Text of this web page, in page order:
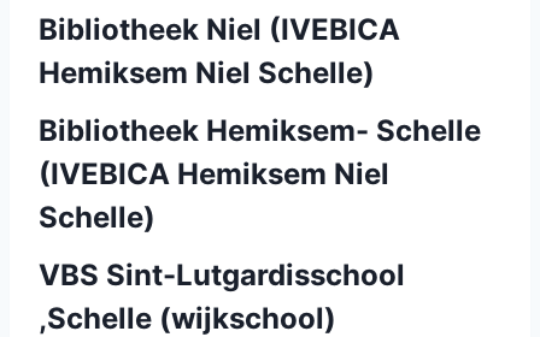
Bibliotheek Niel (IVEBICA
Hemiksem Niel Schelle)
Bibliotheek Hemiksem- Schelle
(IVEBICA Hemiksem Niel
Schelle)
VBS Sint-Lutgardisschool
,Schelle (wijkschool)